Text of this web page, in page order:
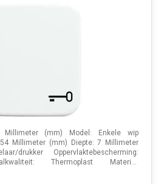
(mm) Model: Enkele wip
Millimeter (mm) Diepte: 7 Millimeter
drukker Oppervlaktebescherming:
Thermoplast Materi...